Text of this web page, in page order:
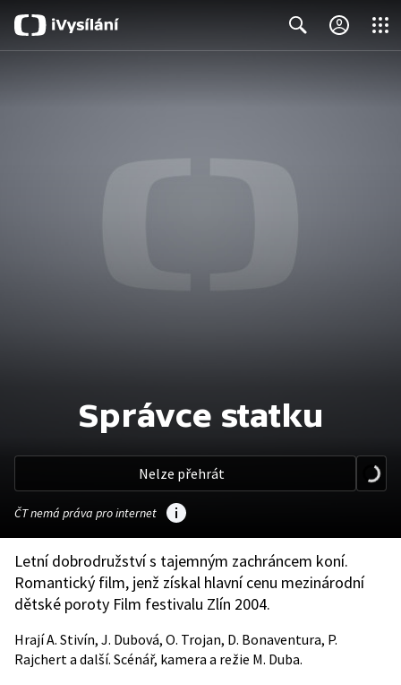
Správce statku
Nelze přehrát
ČT nemá práva pro internet
Letní dobrodružství s tajemným zachráncem koní.
Romantický film, jenž získal hlavní cenu mezinárodní
dětské poroty Film festivalu Zlín 2004.
Hrají A. Stivín, J. Dubová, O. Trojan, D. Bonaventura, P.
Rajchert a další. Scénář, kamera a režie M. Duba.